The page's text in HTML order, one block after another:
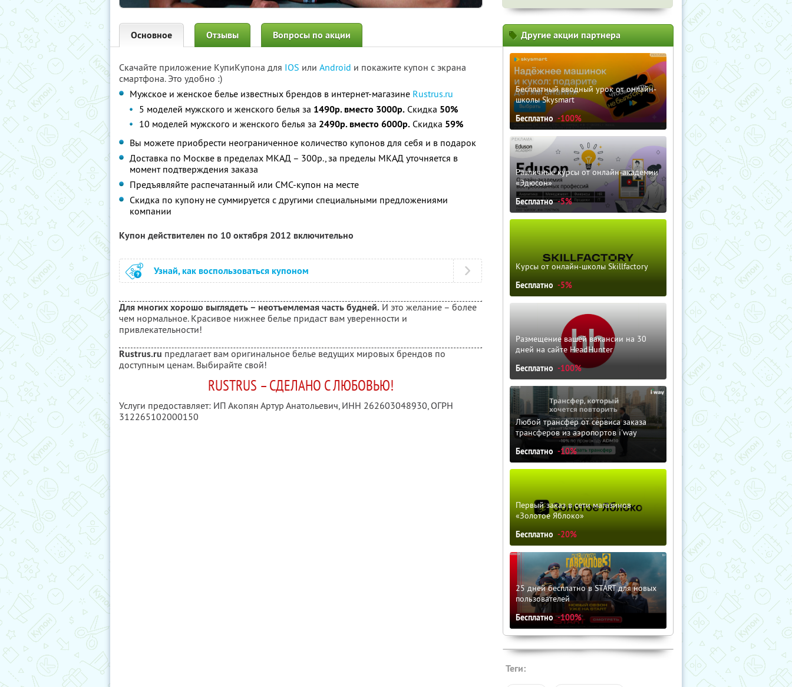
Основное Отзывы Вопросы по акции
Скачайте приложение КупиКупона для IOS или Android и покажите купон с экрана
смартфона. Это удобно :)
Мужское и женское белье известных брендов в интернет-магазине Rustrus.ru
5 моделей мужского и женского белья за 1490р. вместо 3000р. Скидка 50%
10 моделей мужского и женского белья за 2490р. вместо 6000р. Скидка 59%
Вы можете приобрести неограниченное количество купонов для себя и в подарок
Доставка по Москве в пределах МКАД – 300р., за пределы МКАД уточняется в
момент подтверждения заказа
Предъявляйте распечатанный или СМС-купон на месте
Скидка по купону не суммируется с другими специальными предложениями
компании
Купон действителен по 10 октября 2012 включительно
Узнай, как воспользоваться купоном
Для многих хорошо выглядеть – неотъемлемая часть будней. И это желание – более
чем нормальное. Красивое нижнее белье придаст вам уверенности и
привлекательности!
Rustrus.ru предлагает вам оригинальное белье ведущих мировых брендов по
доступным ценам. Выбирайте свой!
RUSTRUS – СДЕЛАНО С ЛЮБОВЬЮ!
Услуги предоставляет: ИП Акопян Артур Анатольевич, ИНН 262603048930, ОГРН
312265102000150
Другие акции партнера
Бесплатный вводный урок от онлайн-
школы Skysmart
Бесплатно -100%
Различные курсы от онлайн-академии
«Эдюсон»
Бесплатно -5%
Курсы от онлайн-школы Skillfactory
Бесплатно -5%
Размещение вашей вакансии на 30
дней на сайте HeadHunter
Бесплатно -100%
Любой трансфер от сервиса заказа
трансферов из аэропортов i'way
Бесплатно -10%
Первый заказ в сети магазинов
«Золотое Яблоко»
Бесплатно -20%
25 дней бесплатно в START для новых
пользователей
Бесплатно -100%
Теги: